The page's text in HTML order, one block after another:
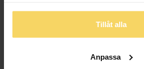
Tillåt alla
Anpassa